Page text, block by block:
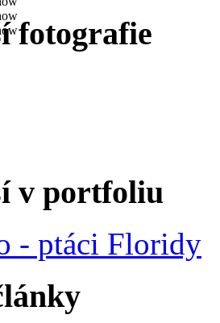
fotografie
v portfoliu
- ptáci Floridy